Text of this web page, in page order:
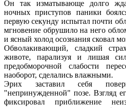
Он так изматывающе долго
ночных приступов паники
первую секунду испытал почти
мгновение обрушило на него
и ясный холод осознания сковал
Обволакивающий, сладкий
животе, парализуя и лишая
предобморочной слабости
наоборот, сделались влажными.
Эрих заставил себя
"непринужденной" позе. Взгляд
фиксировал приближение